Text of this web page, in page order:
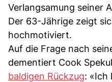
Verlangsamung seiner
Der 63-Jährige zeigt
hochmotiviert.
Auf die Frage nach
dementiert Cook
baldigen Rückzug: «Ich